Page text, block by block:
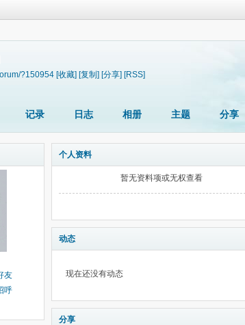
?150954 [收藏] [复制] [分享] [RSS]
记录 日志 相册 主题 分享
友
呼
个人资料
暂无资料项或无权查看
动态
现在还没有动态
分享